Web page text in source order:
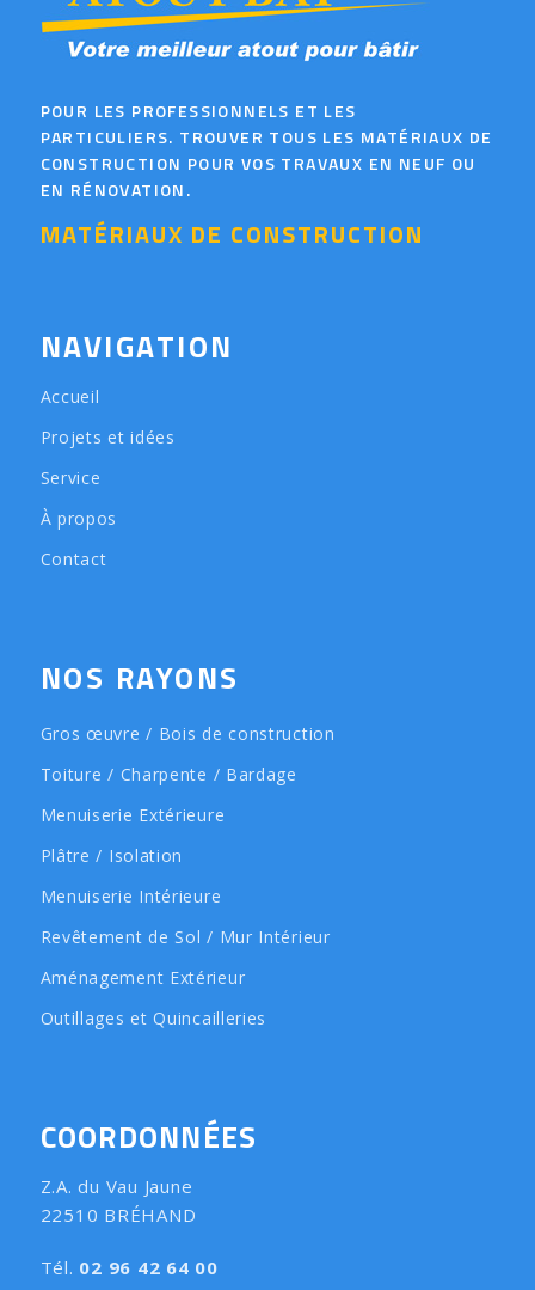
POUR LES PROFESSIONNELS ET LES
PARTICULIERS. TROUVER TOUS LES MATÉRIAUX DE
CONSTRUCTION POUR VOS TRAVAUX EN NEUF OU
EN RÉNOVATION.
MATÉRIAUX DE CONSTRUCTION
NAVIGATION
Accueil
Projets et idées
Service
À propos
Contact
NOS RAYONS
Gros œuvre / Bois de construction
Toiture / Charpente / Bardage
Menuiserie Extérieure
Plâtre / Isolation
Menuiserie Intérieure
Revêtement de Sol / Mur Intérieur
Aménagement Extérieur
Outillages et Quincailleries
COORDONNÉES
Z.A. du Vau Jaune
22510 BRÉHAND
Tél. 02 96 42 64 00